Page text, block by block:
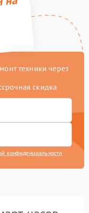
на
техники через
скидка
конфиденциальности